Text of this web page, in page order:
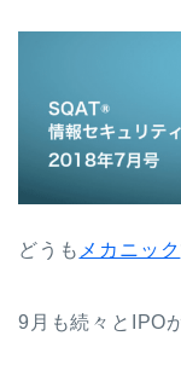
どうも メカニック
9月も続々とIPO